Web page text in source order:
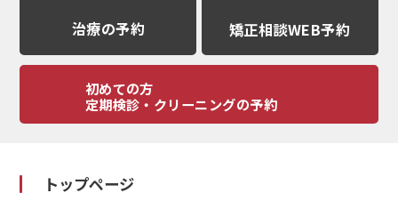
治療の予約 矯正相談WEB予約
初めての方
定期検診・クリーニングの予約
トップページ